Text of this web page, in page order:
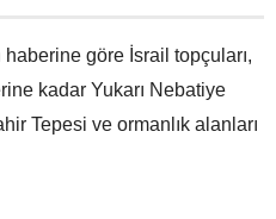
göre İsrail topçuları,
kadar Yukarı Nebatiye
Tepesi ve ormanlık alanları